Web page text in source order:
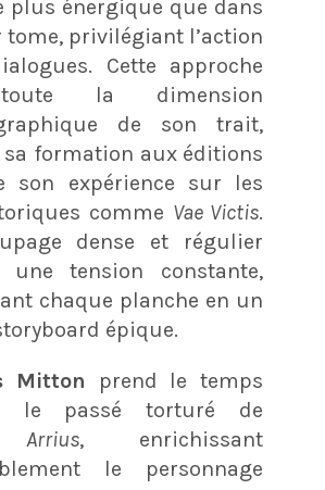
plus énergique que dans
tome, privilégiant l’action
Cette approche
la dimension
de son trait,
sa formation aux éditions
son expérience sur les
comme Vae Victis.
dense et régulier
une tension constante,
chaque planche en un
épique.
Mitton prend le temps
le passé torturé de
Arrius, enrichissant
le personnage